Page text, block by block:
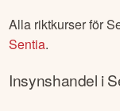
Alla riktkurser för
Sentia.
Insynshandel i